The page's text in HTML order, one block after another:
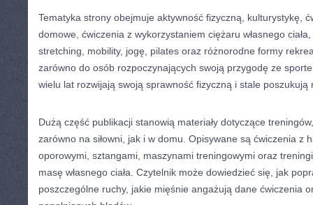
Tematyka strony obejmuje aktywność fizyczną, kulturystykę,
domowe, ćwiczenia z wykorzystaniem ciężaru własnego
stretching, mobility, jogę, pilates oraz różnorodne formy
zarówno do osób rozpoczynających swoją przygodę ze
wielu lat rozwijają swoją sprawność fizyczną i stale poszukują
Dużą część publikacji stanowią materiały dotyczące
zarówno na siłowni, jak i w domu. Opisywane są ćwiczenia z
oporowymi, sztangami, maszynami treningowymi oraz
masę własnego ciała. Czytelnik może dowiedzieć się, jak
poszczególne ruchy, jakie mięśnie angażują dane ćwiczenia